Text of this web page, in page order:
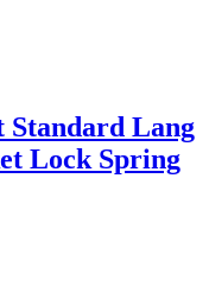
Standard Lang
Lock Spring